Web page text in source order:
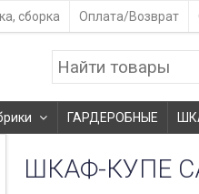
сборка Оплата/Возврат
ГАРДЕРОБНЫЕ
ШКАФ-КУПЕ